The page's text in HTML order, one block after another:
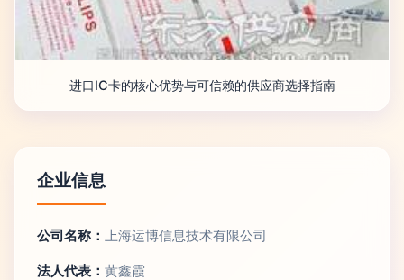
进口IC卡的核心优势与可信赖的供应商选择指南
企业信息
公司名称： 上海运博信息技术有限公司
法人代表： 黄鑫霞